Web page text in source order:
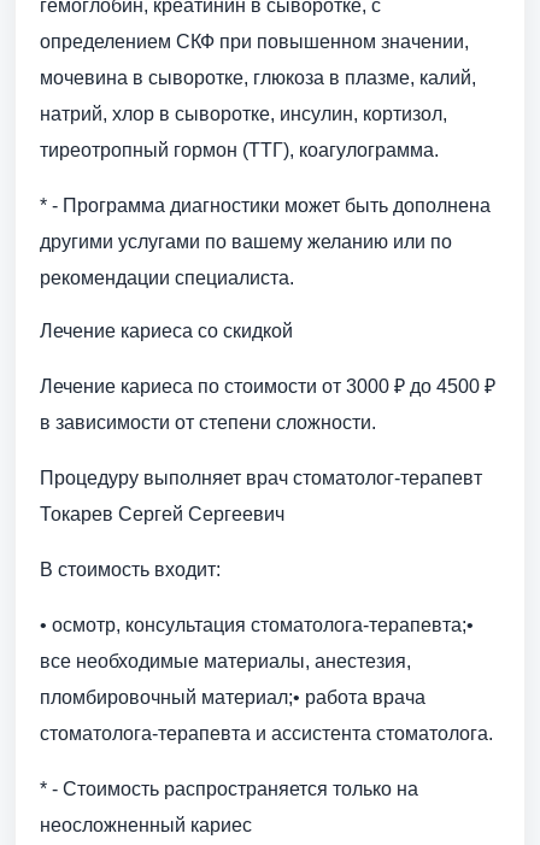
гемоглобин, креатинин в сыворотке, с
определением СКФ при повышенном значении,
мочевина в сыворотке, глюкоза в плазме, калий,
натрий, хлор в сыворотке, инсулин, кортизол,
тиреотропный гормон (ТТГ), коагулограмма.
* - Программа диагностики может быть дополнена
другими услугами по вашему желанию или по
рекомендации специалиста.
Лечение кариеса со скидкой
Лечение кариеса по стоимости от 3000 ₽ до 4500 ₽
в зависимости от степени сложности.
Процедуру выполняет врач стоматолог-терапевт
Токарев Сергей Сергеевич
В стоимость входит:
• осмотр, консультация стоматолога-терапевта;•
все необходимые материалы, анестезия,
пломбировочный материал;• работа врача
стоматолога-терапевта и ассистента стоматолога.
* - Стоимость распространяется только на
неосложненный кариес